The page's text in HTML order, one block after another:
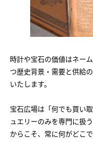
時計や宝石の価値はネー
つ歴史背景・需要と供給
いたします。
宝石広場は「何でも買い
ュエリーのみを専門に扱
からこそ、常に何がどこ